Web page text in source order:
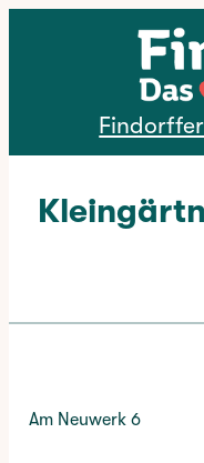
Direkt zum Inhalt
Am Neuwerk 6